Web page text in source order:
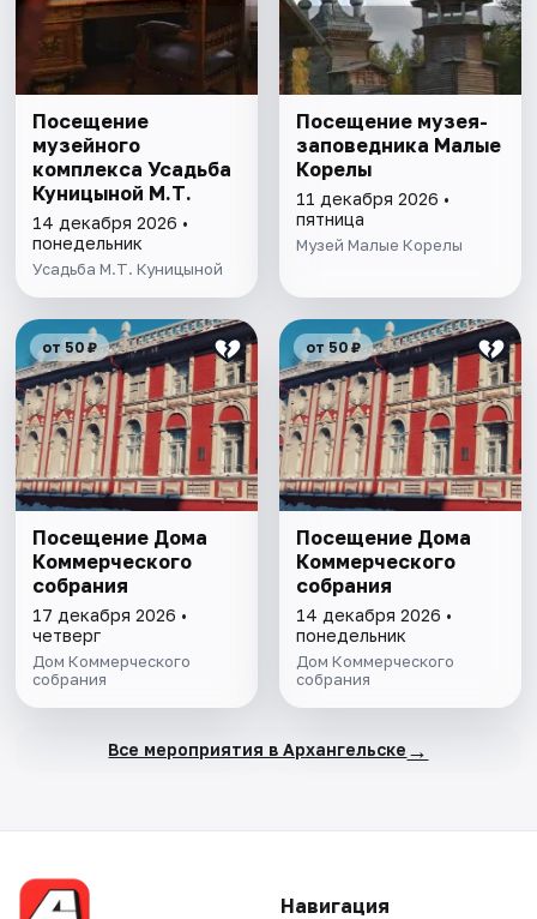
Посещение
музейного
комплекса Усадьба
Куницыной М.Т.
14 декабря 2026 •
понедельник
Усадьба М.Т. Куницыной
Посещение музея-
заповедника Малые
Корелы
11 декабря 2026 •
пятница
Музей Малые Корелы
от 50 ₽
Посещение Дома
Коммерческого
собрания
17 декабря 2026 •
четверг
Дом Коммерческого
собрания
от 50 ₽
Посещение Дома
Коммерческого
собрания
14 декабря 2026 •
понедельник
Дом Коммерческого
собрания
Все мероприятия в Архангельске →
Навигация